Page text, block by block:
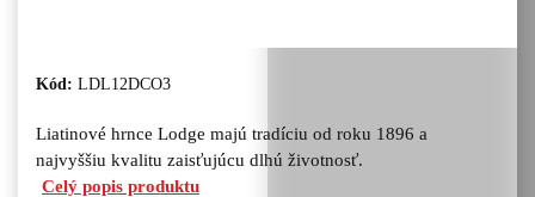
Kód: LDL12DCO3
Liatinové hrnce Lodge majú tradíciu od roku 1896 a
najvyššiu kvalitu zaisťujúcu dlhú životnosť.
Celý popis produktu